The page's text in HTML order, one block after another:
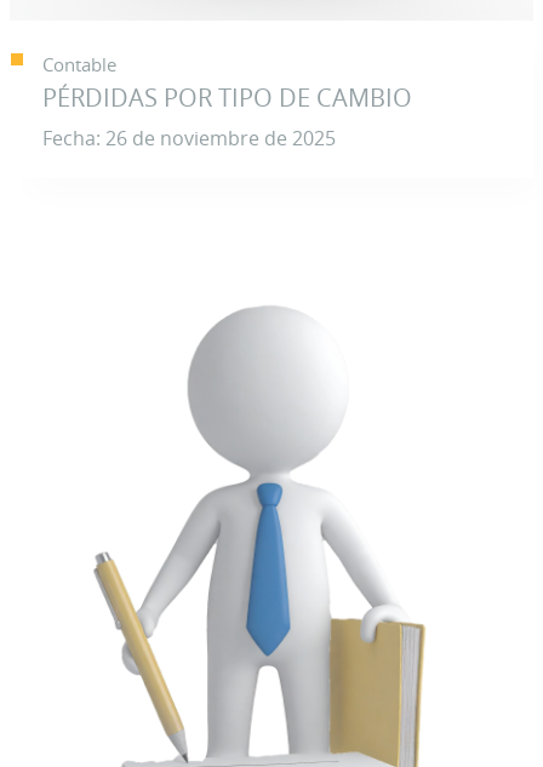
Contable
PÉRDIDAS POR TIPO DE CAMBIO
Fecha: 26 de noviembre de 2025